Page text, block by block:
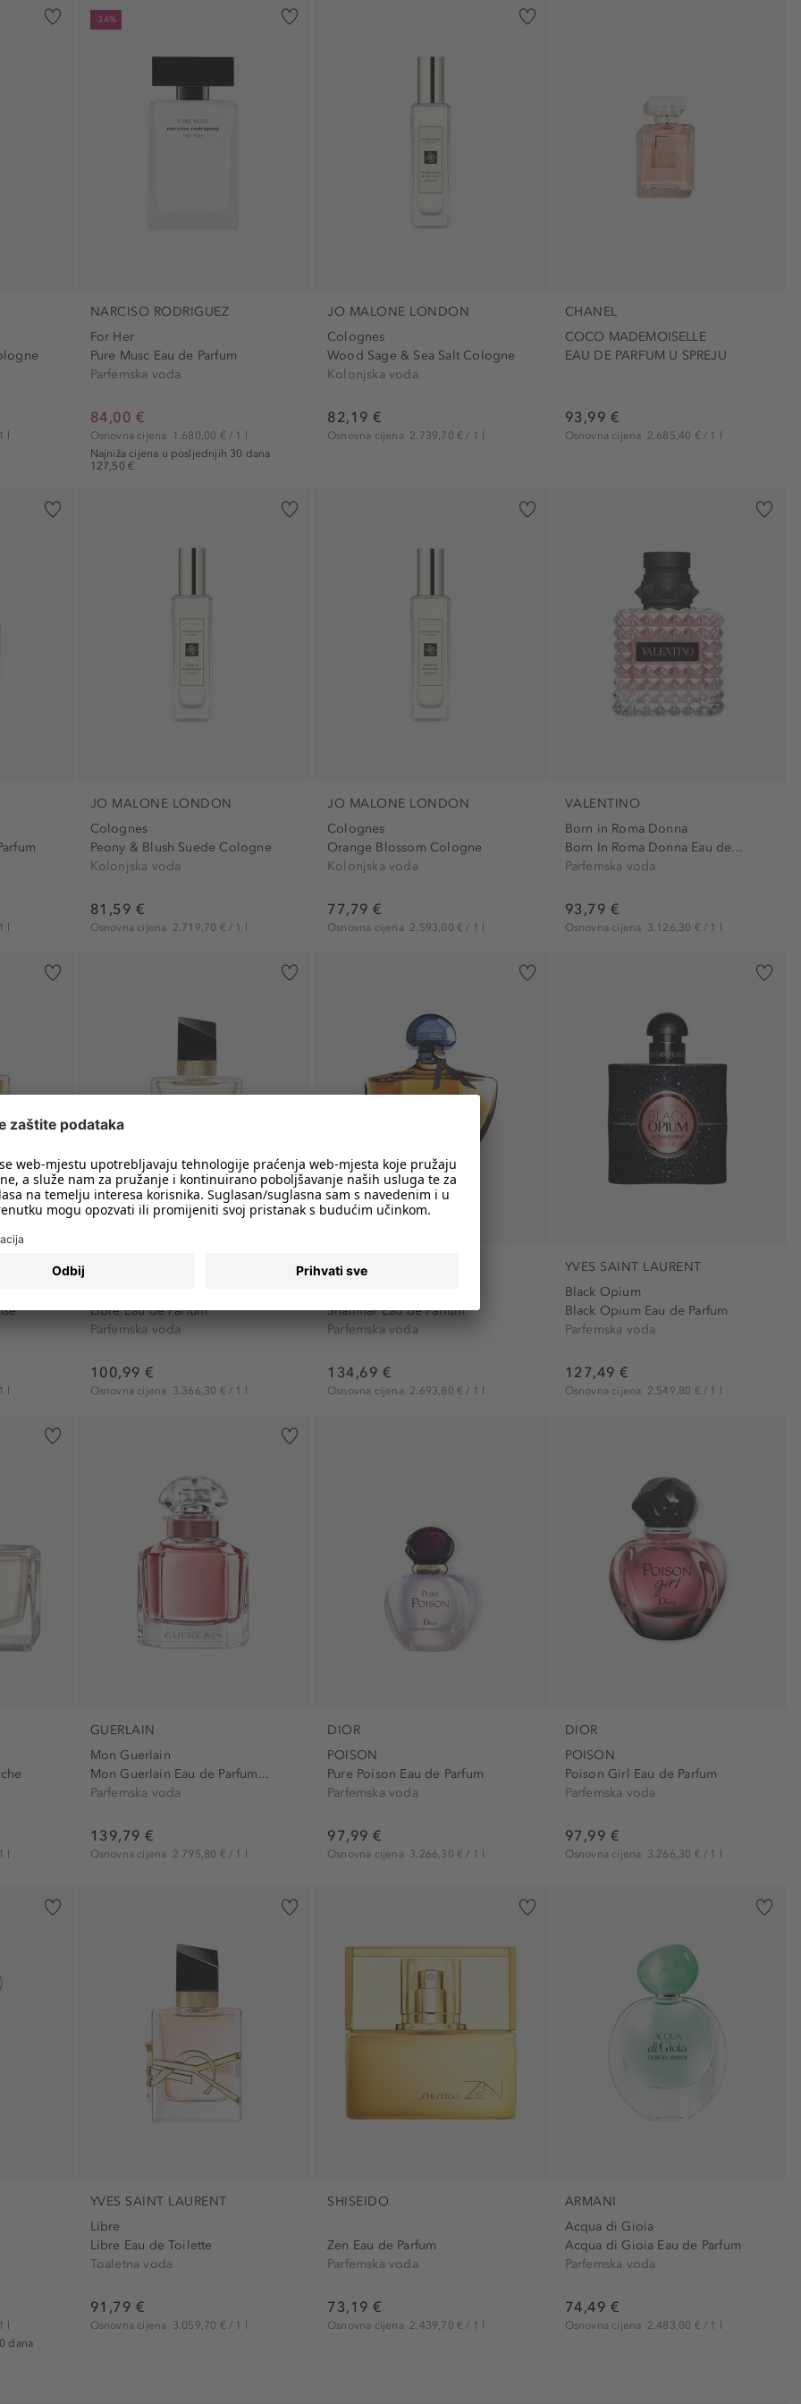
ruke (6)
l
-34%
NARCISO RODRIGUEZ
For Her
Pure Musc Eau de Parfum
Parfemska voda
84,00 €
Najniža cijena u posljednjih 30 dana
127,50 €
Osnovna cijena 1.680,00 € / 1 l
JO MALONE LONDON
Colognes
Wood Sage & Sea Salt Cologne
Kolonjska voda
82,19 €
Osnovna cijena 2.739,70 € / 1 l
CHANEL
COCO MADEMOISELLE
EAU DE PARFUM U SPREJU
93,99 €
Osnovna cijena 2.685,40 € / 1 l
l
JO MALONE LONDON
Colognes
Peony & Blush Suede Cologne
Kolonjska voda
81,59 €
Osnovna cijena 2.719,70 € / 1 l
JO MALONE LONDON
Colognes
Orange Blossom Cologne
Kolonjska voda
77,79 €
Osnovna cijena 2.593,00 € / 1 l
VALENTINO
Born in Roma Donna
Born In Roma Donna Eau de...
Parfemska voda
93,79 €
Osnovna cijena 3.126,30 € / 1 l
l
Libre Eau de Parfum
Parfemska voda
100,99 €
Osnovna cijena 3.366,30 € / 1 l
GUERLAIN
Shalimar Eau de Parfum
Parfemska voda
134,69 €
Osnovna cijena 2.693,80 € / 1 l
YVES SAINT LAURENT
Black Opium
Black Opium Eau de Parfum
Parfemska voda
127,49 €
Osnovna cijena 2.549,80 € / 1 l
l
GUERLAIN
Mon Guerlain
Mon Guerlain Eau de Parfum...
Parfemska voda
139,79 €
Osnovna cijena 2.795,80 € / 1 l
DIOR
POISON
Pure Poison Eau de Parfum
Parfemska voda
97,99 €
Osnovna cijena 3.266,30 € / 1 l
DIOR
POISON
Poison Girl Eau de Parfum
Parfemska voda
97,99 €
Osnovna cijena 3.266,30 € / 1 l
dana
l
YVES SAINT LAURENT
Libre
Libre Eau de Toilette
Toaletna voda
91,79 €
Osnovna cijena 3.059,70 € / 1 l
SHISEIDO
Zen Eau de Parfum
Parfemska voda
73,19 €
Osnovna cijena 2.439,70 € / 1 l
ARMANI
Acqua di Gioia
Acqua di Gioia Eau de Parfum
Parfemska voda
74,49 €
Osnovna cijena 2.483,00 € / 1 l